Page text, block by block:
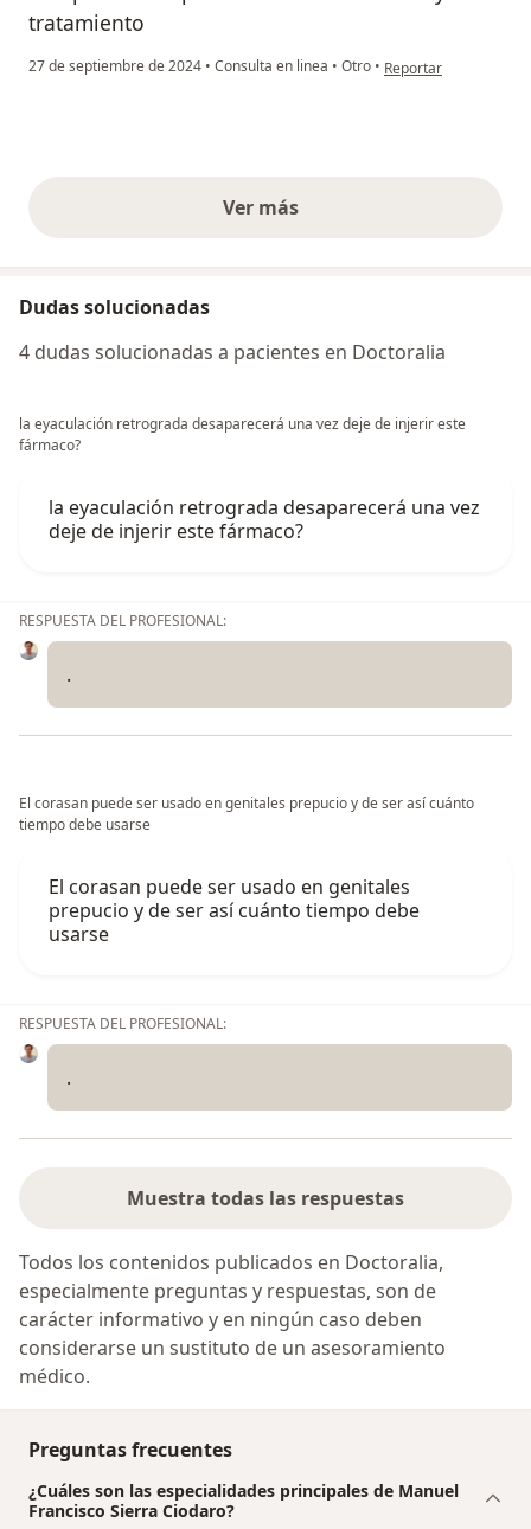
tratamiento
27 de septiembre de 2024 • Consulta en linea • Otro • en opinión del
Reportar
Ver másopiniones anteriores
Dudas solucionadas
4 dudas solucionadas a pacientes en Doctoralia
la eyaculación retrograda desaparecerá una vez deje de injerir este
fármaco?
la eyaculación retrograda desaparecerá una vez
deje de injerir este fármaco?
RESPUESTA DEL PROFESIONAL:
.
El corasan puede ser usado en genitales prepucio y de ser así cuánto
tiempo debe usarse
El corasan puede ser usado en genitales
prepucio y de ser así cuánto tiempo debe
usarse
RESPUESTA DEL PROFESIONAL:
.
Muestra todas las respuestas
Todos los contenidos publicados en Doctoralia,
especialmente preguntas y respuestas, son de
carácter informativo y en ningún caso deben
considerarse un sustituto de un asesoramiento
médico.
Preguntas frecuentes
¿Cuáles son las especialidades principales de Manuel
Francisco Sierra Ciodaro?